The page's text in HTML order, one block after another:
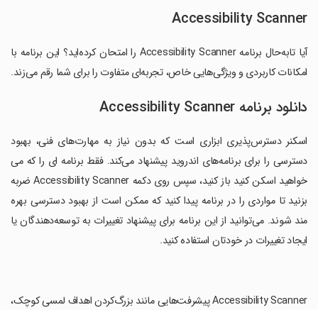
Accessibility Scanner
آیا تابه‌حال برنامه Accessibility Scanner را امتحان کرده‌اید؟ این برنامه با
امکانات کاربردی و ویژگی‌هایی خاص، تجربه‌ای متفاوت را برای شما رقم می‌زند.
دانلود برنامه Accessibility Scanner
اسکنر دسترس‌پذیری ابزاری است که بدون نیاز به مهارت‌های فنی، بهبود
دسترسی را برای برنامه‌های اندروید پیشنهاد می‌کند. فقط برنامه ای را که می
خواهید اسکن کنید باز کنید، سپس روی دکمه Accessibility Scanner ضربه
بزنید تا مواردی را در برنامه پیدا کنید که ممکن است از بهبود دسترسی بهره
مند شوند. می‌توانید از این برنامه برای پیشنهاد تغییرات به توسعه‌دهندگان یا
ایجاد تغییرات در خودتان استفاده کنید.
‏Accessibility Scanner پیشرفت‌هایی مانند بزرگ‌کردن اهداف لمسی کوچک،